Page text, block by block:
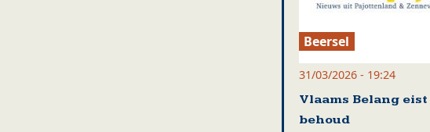
Beersel
31/03/2026 - 19:24
Vlaams Belang eist
behoud